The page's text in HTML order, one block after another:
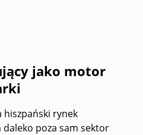
jako motor
hiszpański rynek
poza sam sektor